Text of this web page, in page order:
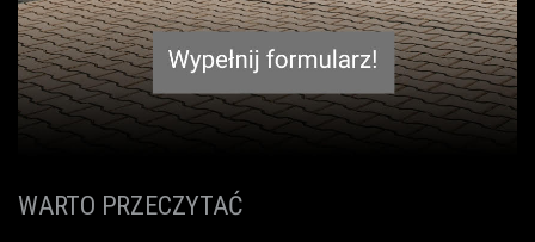
WARTO PRZECZYTAĆ